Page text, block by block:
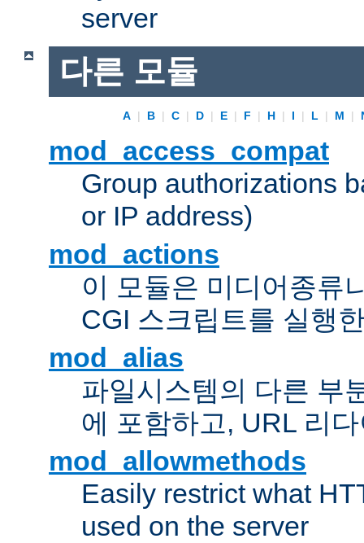
server
다른 모듈
A | B | C | D | E | F | H | I | L | M |
mod_access_compat
Group authorizations
or IP address)
mod_actions
이 모듈은 미디어종류
CGI 스크립트를 실행
mod_alias
파일시스템의 다른 부
에 포함하고, URL 리
mod_allowmethods
Easily restrict what
used on the server